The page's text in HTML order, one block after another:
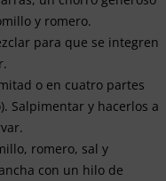
y romero.
para que se integren
o en cuatro partes
Salpimentar y hacerlos a
romero, sal y
con un hilo de